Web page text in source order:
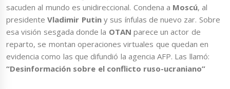
sacuden al mundo es unidireccional. Condena a Moscú, al
presidenteVladimir Putiny sus ínfulas de nuevo zar. Sobre
esa visión sesgada donde la OTAN parece un actor de
reparto, se montan operaciones virtuales que quedan en
evidencia como las que difundió la agencia AFP. Las llamó:
“Desinformación sobre el conflicto ruso-ucraniano”